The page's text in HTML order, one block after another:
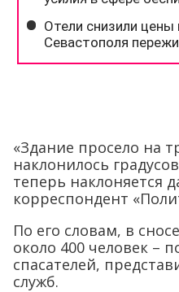
«Здание просело на
наклонилось
теперь наклоняется
корреспондент
По его словам, в
около 400 человек –
спасателей,
служб.